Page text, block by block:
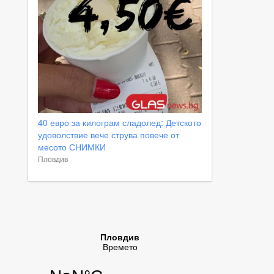
40 евро за килограм сладолед: Детското
удоволствие вече струва повече от
месото СНИМКИ
Пловдив